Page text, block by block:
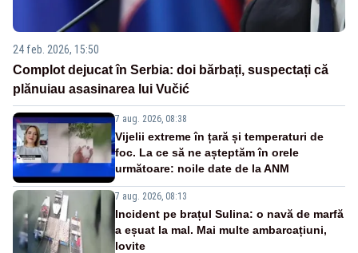
24 feb. 2026, 15:50
Complot dejucat în Serbia: doi bărbați, suspectați că
plănuiau asasinarea lui Vučić
7 aug. 2026, 08:38
Vijelii extreme în țară și temperaturi de
foc. La ce să ne așteptăm în orele
următoare: noile date de la ANM
7 aug. 2026, 08:13
Incident pe brațul Sulina: o navă de marfă
a eșuat la mal. Mai multe ambarcațiuni,
lovite